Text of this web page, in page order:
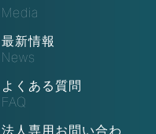
Media
最新情報
News
よくある質問
FAQ